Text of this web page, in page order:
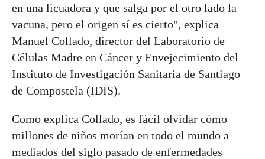
en una licuadora y que salga por el otro lado la
vacuna, pero el origen sí es cierto", explica
Manuel Collado, director del Laboratorio de
Células Madre en Cáncer y Envejecimiento del
Instituto de Investigación Sanitaria de Santiago
de Compostela (IDIS).
Como explica Collado, es fácil olvidar cómo
millones de niños morían en todo el mundo a
mediados del siglo pasado de enfermedades